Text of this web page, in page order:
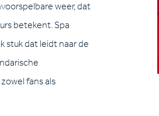
weer, dat
betekent. Spa
stuk dat leidt naar de
fans als